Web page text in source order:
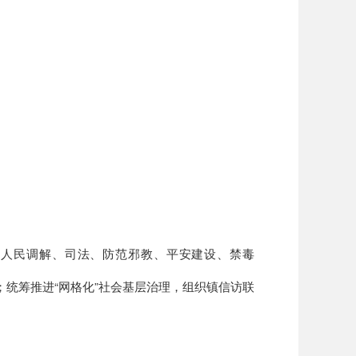
民调解、司法、防范邪教、平安建设、禁毒
； 统筹推进“网格化”社会基层治理 ， 组织镇信访联